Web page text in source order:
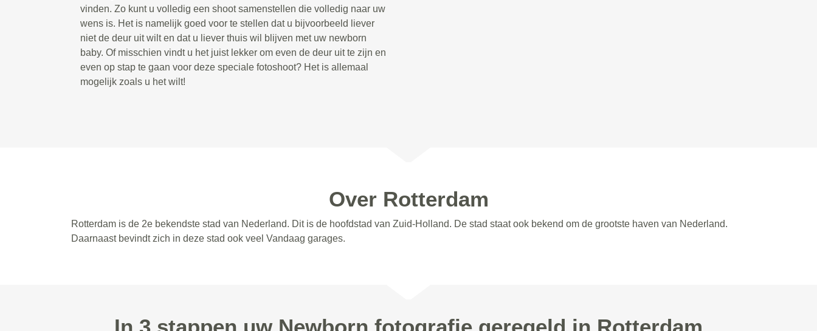
vinden. Zo kunt u volledig een shoot samenstellen die volledig naar uw
wens is. Het is namelijk goed voor te stellen dat u bijvoorbeeld liever
niet de deur uit wilt en dat u liever thuis wil blijven met uw newborn
baby. Of misschien vindt u het juist lekker om even de deur uit te zijn en
even op stap te gaan voor deze speciale fotoshoot? Het is allemaal
mogelijk zoals u het wilt!
Over Rotterdam
Rotterdam is de 2e bekendste stad van Nederland. Dit is de hoofdstad van Zuid-Holland. De stad staat ook bekend om de grootste haven van Nederland.
Daarnaast bevindt zich in deze stad ook veel Vandaag garages.